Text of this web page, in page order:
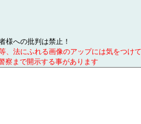
様への批判は禁止！
、法にふれる画像のアップには気をつけ
察まで開示する事があります